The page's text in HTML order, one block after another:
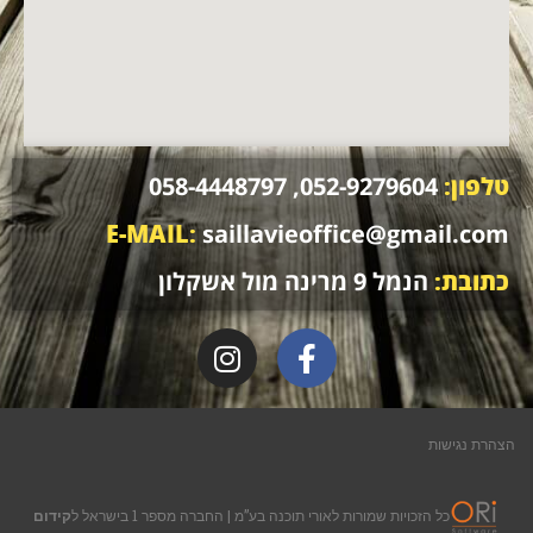
טלפון:052-9279604, 058-4448797
E-MAIL:saillavieoffice@gmail.com
כתובת:הנמל 9 מרינה מול אשקלון
הצהרת נגישות
כל הזכויות שמורות לאורי תוכנה בע”מ | החברה מספר 1 בישראל ל קידום